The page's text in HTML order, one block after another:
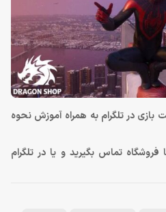
بازی در تلگرام به همراه آموزش نحوه
تماس بگيريد و يا در تلگرام